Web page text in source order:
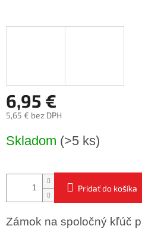
6,95 €
5,65 € bez DPH
cena:
Skladom (>5 ks)
Pridať do košíka
Zámok na spoločný kľúč